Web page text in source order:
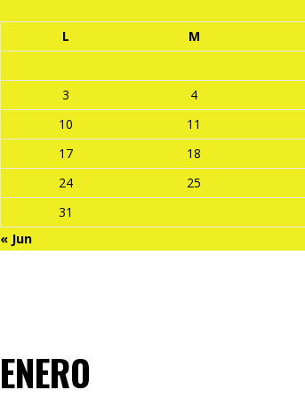
L M
3
4
10
11
17
18
24
25
31
« Jun
ENERO